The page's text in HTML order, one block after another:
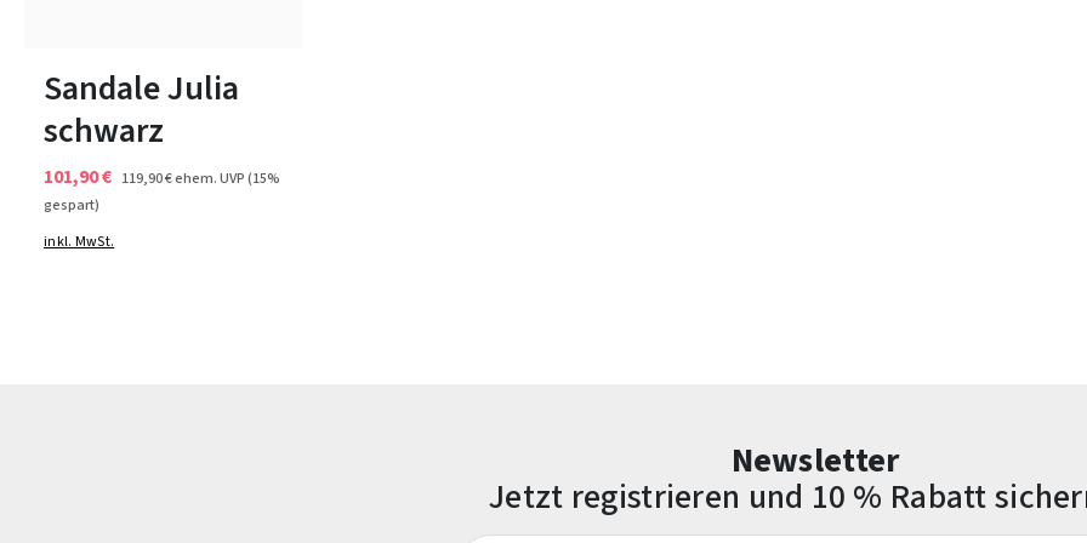
Sandale Julia
schwarz
101,90 € 119,90 €ehem. UVP(15%
gespart)
inkl. MwSt.
Newsletter
Jetzt registrieren und 10 % Rabatt